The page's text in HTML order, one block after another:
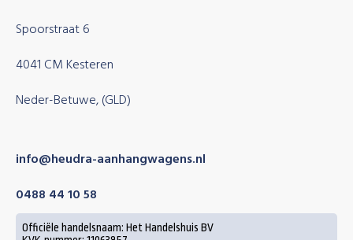
Spoorstraat 6
4041 CM Kesteren
Neder-Betuwe, (GLD)
info@heudra-aanhangwagens.nl
0488 44 10 58
Officiële handelsnaam: Het Handelshuis BV